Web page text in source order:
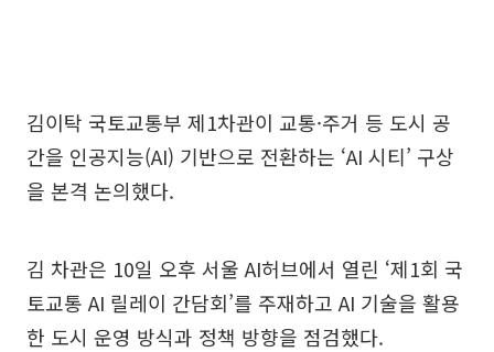
김이탁 국토교통부 제1차관이 교통·주거 등 도시 공
간을 인공지능(AI) 기반으로 전환하는 ‘AI 시티’ 구상
을 본격 논의했다.
김 차관은 10일 오후 서울 AI허브에서 열린 ‘제1회 국
토교통 AI 릴레이 간담회’를 주재하고 AI 기술을 활용
한 도시 운영 방식과 정책 방향을 점검했다.